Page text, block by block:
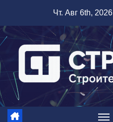
содержимому
Чт. Авг 6th, 2026